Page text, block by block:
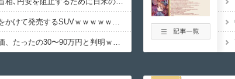
【画像】日産が社運をかけて発売するSUVｗｗｗｗｗｗｗ
【悲報】日本車の原価、たったの30〜90万円と判明ｗｗｗｗｗｗｗｗｗｗｗ